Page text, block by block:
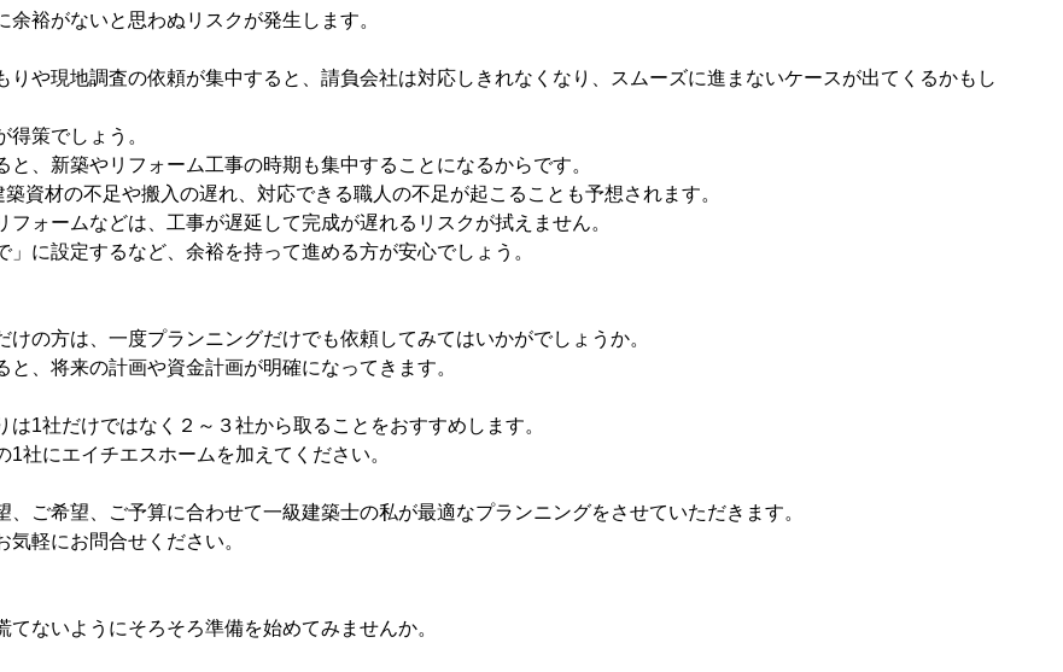
余裕がないと思わぬリスクが発生します。
りや現地調査の依頼が集中すると、請負会社は対応しきれなくなり、スムーズに進まないケースが出てくるかもし
得策でしょう。
と、新築やリフォーム工事の時期も集中することになるからです。
資材の不足や搬入の遅れ、対応できる職人の不足が起こることも予想されます。
フォームなどは、工事が遅延して完成が遅れるリスクが拭えません。
」に設定するなど、余裕を持って進める方が安心でしょう。
けの方は、一度プランニングだけでも依頼してみてはいかがでしょうか。
と、将来の計画や資金計画が明確になってきます。
は1社だけではなく２～３社から取ることをおすすめします。
1社にエイチエスホームを加えてください。
、ご希望、ご予算に合わせて一級建築士の私が最適なプランニングをさせていただきます。
気軽にお問合せください。
てないようにそろそろ準備を始めてみませんか。